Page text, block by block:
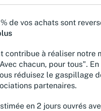
% de vos achats sont
contribue à réaliser notre
chacun, pour tous".
réduisez le gaspillage
partenaires.
en 2 jours ouvrés